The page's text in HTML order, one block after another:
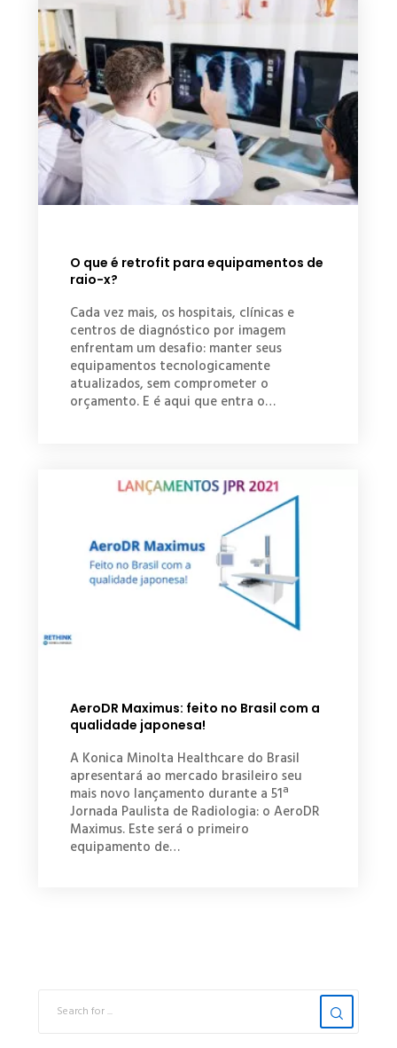
O que é retrofit para equipamentos de
raio-x?
Cada vez mais, os hospitais, clínicas e
centros de diagnóstico por imagem
enfrentam um desafio: manter seus
equipamentos tecnologicamente
atualizados, sem comprometer o
orçamento. E é aqui que entra o…
AeroDR Maximus: feito no Brasil com a
qualidade japonesa!
A Konica Minolta Healthcare do Brasil
apresentará ao mercado brasileiro seu
mais novo lançamento durante a 51ª
Jornada Paulista de Radiologia: o AeroDR
Maximus. Este será o primeiro
equipamento de…